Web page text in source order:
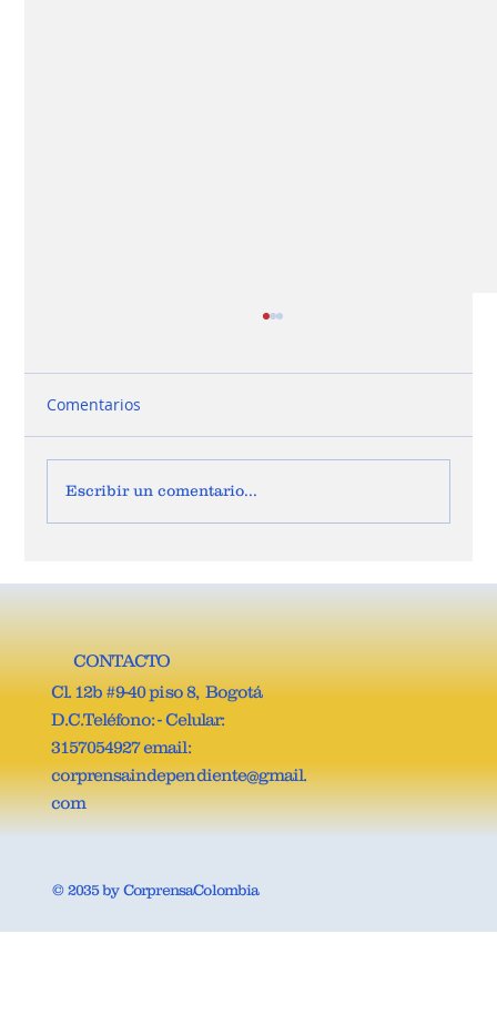
SECRETARIO GENERAL DE LA COMISIÓN
QUINTA DE LA CÁMARA DE
REPRESENTANTES.
Comentarios
Escribir un comentario...
CONTACTO
Cl. 12b #9-40 piso 8, Bogotá
D.C.Teléfono: - Celular:
3157054927 email:
corprensaindependiente@gmail.
com
© 2035 by CorprensaColombia